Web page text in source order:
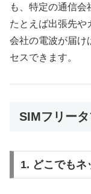
も、特定の通信会
たとえば出張先や
会社の電波が届け
セスできます。
SIMフリー
1. どこでもネ